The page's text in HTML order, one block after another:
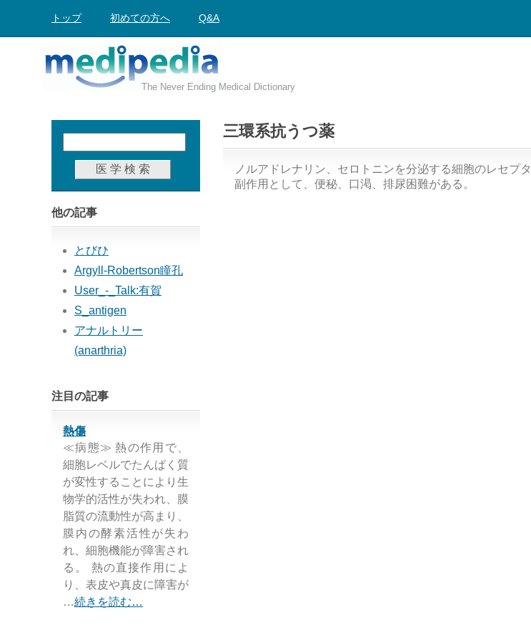
三環系抗うつ薬
ノルアドレナリン、セロトニンを分泌する細胞のレセプ
副作用として、便秘、口渇、排尿困難がある。
他の記事
とびひ
Argyll-Robertson瞳孔
User_-_Talk:有賀
S_antigen
アナルトリー
(anarthria)
注目の記事
熱傷
≪病態≫ 熱の作用で、
細胞レベルでたんぱく質
が変性することにより生
物学的活性が失われ、膜
脂質の流動性が高まり、
膜内の酵素活性が失わ
れ、細胞機能が障害され
る。 熱の直接作用によ
り、表皮や真皮に障害が
…続きを読む…
トップ 初めての方へ Q&A
The Never Ending Medical Dictionary